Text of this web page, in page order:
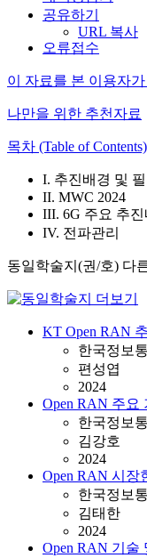
공유하기
URL 복사
오류접수
이 자료를 본 이용자
나만을 위한 추천자료
목차 (Table of Contents)
I. 추진배경 및
II. MWC 2024
III. 6G 주요 추진
IV. 전파관리
동일학술지(권/호) 다
KT Open RAN
한국정보
편성엽
2024
Open RAN 주요
한국정보
김강호
2024
Open RAN 시장
한국정보
김태한
2024
Open RAN 기술